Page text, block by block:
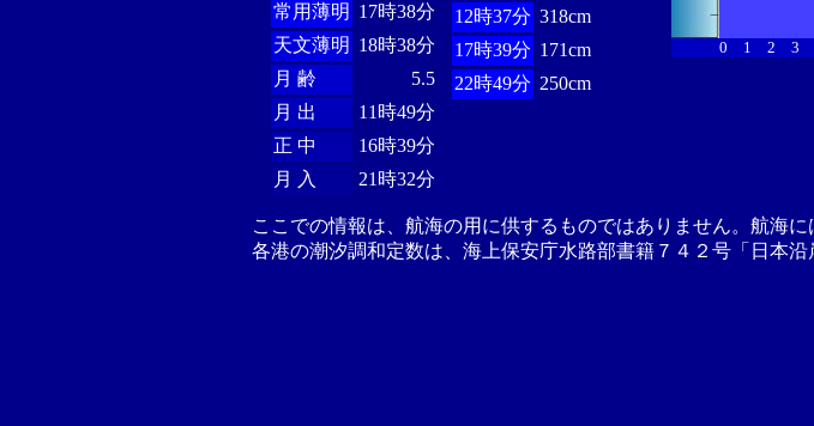
常用薄明 17時38分
天文薄明 18時38分
月 齢
5.5
月 出
11時49分
正 中
16時39分
月 入
21時32分
12時37分 318cm
17時39分 171cm
22時49分 250cm
0 1 2 3
ここでの情報は、航海の用に供するものではありません。航海
各港の潮汐調和定数は、海上保安庁水路部書籍７４２号「日本